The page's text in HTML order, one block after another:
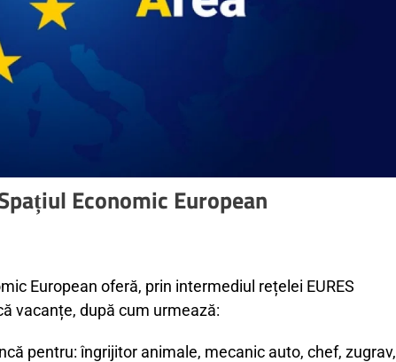
Economic European
European oferă, prin intermediul rețelei EURES
vacanțe, după cum urmează:
pentru: îngrijitor animale, mecanic auto, chef, zugrav,